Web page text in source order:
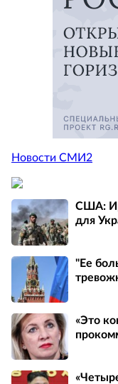
Новости СМИ2
США:
для
"Ее
«Это